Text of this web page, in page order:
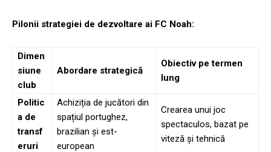
Pilonii strategiei de dezvoltare ai FC Noah:
Dimen
siune
club
Abordare strategică
Obiectiv pe termen
lung
Politic
a de
transf
eruri
Achiziția de jucători din
spațiul portughez,
brazilian și est-
european
Crearea unui joc
spectaculos, bazat pe
viteză și tehnică